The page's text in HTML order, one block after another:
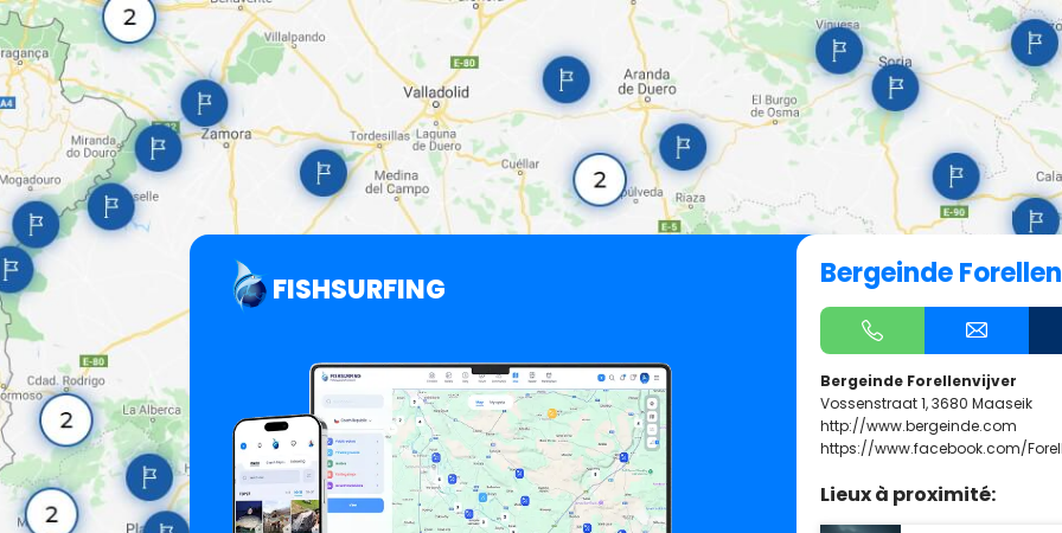
FISHSURFING Bergeinde
Bergeinde Forellenvijver
Vossenstraat 1, 3680 Maaseik
http://www.bergeinde.com
https://www.facebook.com/
Lieux à proximité: